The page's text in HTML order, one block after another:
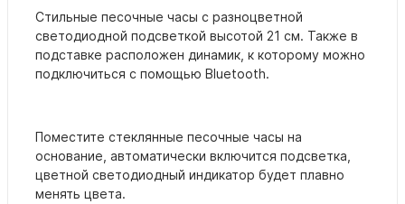
Стильные песочные часы с разноцветной
светодиодной подсветкой высотой 21 см. Также в
подставке расположен динамик, к которому можно
подключиться с помощью Bluetooth.
Поместите стеклянные песочные часы на
основание, автоматически включится подсветка,
цветной светодиодный индикатор будет плавно
менять цвета.